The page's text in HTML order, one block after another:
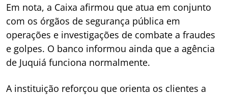
Em nota, a Caixa afirmou que atua em conjunto
com os órgãos de segurança pública em
operações e investigações de combate a fraudes
e golpes. O banco informou ainda que a agência
de Juquiá funciona normalmente.
A instituição reforçou que orienta os clientes a